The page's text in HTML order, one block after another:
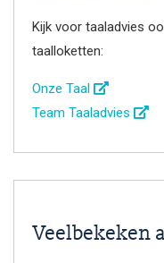
Kijk voor taaladvies
taalloketten:
Onze Taal
Team Taaladvies
Veelbekeken